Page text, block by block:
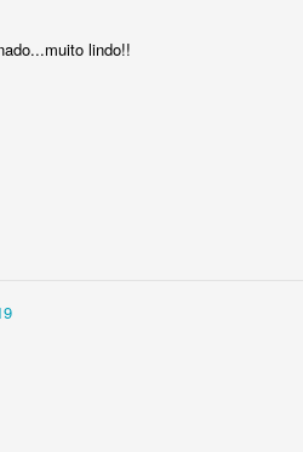
lindo!!
eu fiz com apenas 2 cores